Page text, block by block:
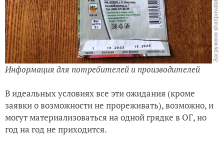
Информация для потребителей и производителей
В идеальных условиях все эти ожидания (кроме
заявки о возможности не прореживать), возможно, и
могут материализоваться на одной грядке в ОГ, но
год на год не приходится.